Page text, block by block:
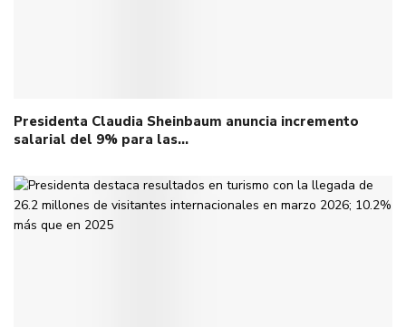
Presidenta Claudia Sheinbaum anuncia incremento
salarial del 9% para las…